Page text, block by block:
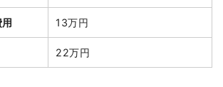
坪3階
130坪
60,385
7,850,000
13万円
22万円